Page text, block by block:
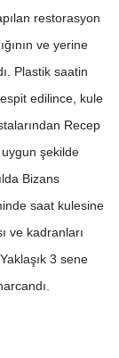
restorasyon
ve yerine
Plastik saatin
edilince, kule
Recep
şekilde
Bizans
saat kulesine
ve kadranları
3 sene